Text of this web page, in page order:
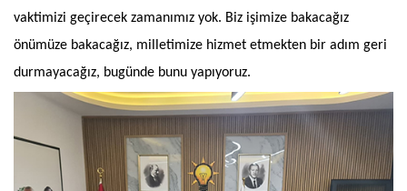
vaktimizi geçirecek zamanımız yok. Biz işimize bakacağız
önümüze bakacağız, milletimize hizmet etmekten bir adım geri
durmayacağız, bugünde bunu yapıyoruz.